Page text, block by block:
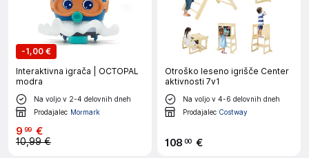
-1,00 €
Interaktivna igrača | OCTOPAL
modra
Na voljo v 2-4 delovnih dneh
Prodajalec Mormark
9 99 €
10,99 €
Otroško leseno igrišče Center
aktivnosti 7v1
Na voljo v 4-6 delovnih dneh
Prodajalec Costway
108 00 €